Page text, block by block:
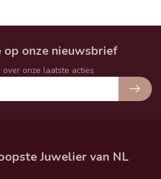
op onze nieuwsbrief
onze laatste acties
Juwelier van NL